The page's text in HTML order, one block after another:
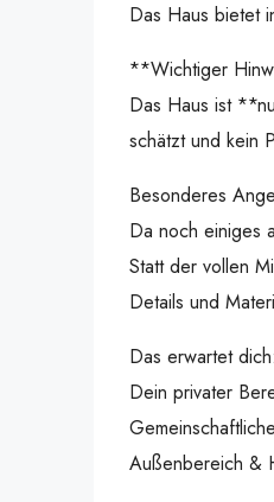
Das Haus bietet
**Wichtiger
Das Haus ist
schätzt und kein
Besonderes
Da noch einiges
Statt der vollen
Details und
Das erwartet dich:
Dein privater
Außenbereich &